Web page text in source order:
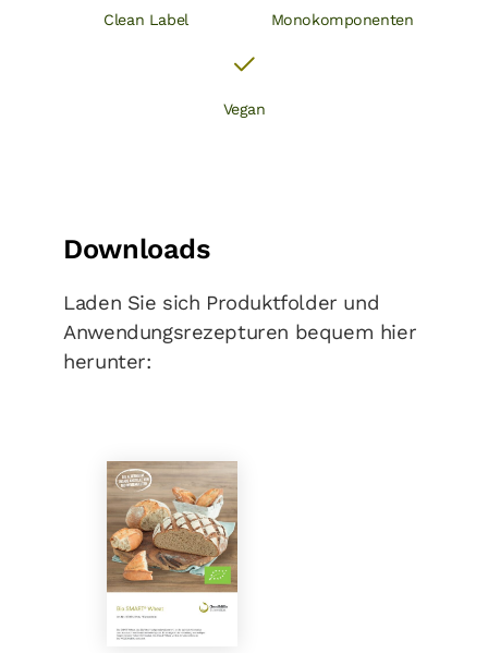
Clean Label Monokomponenten
Vegan
Downloads
Laden Sie sich Produktfolder und
Anwendungsrezepturen bequem hier
herunter: